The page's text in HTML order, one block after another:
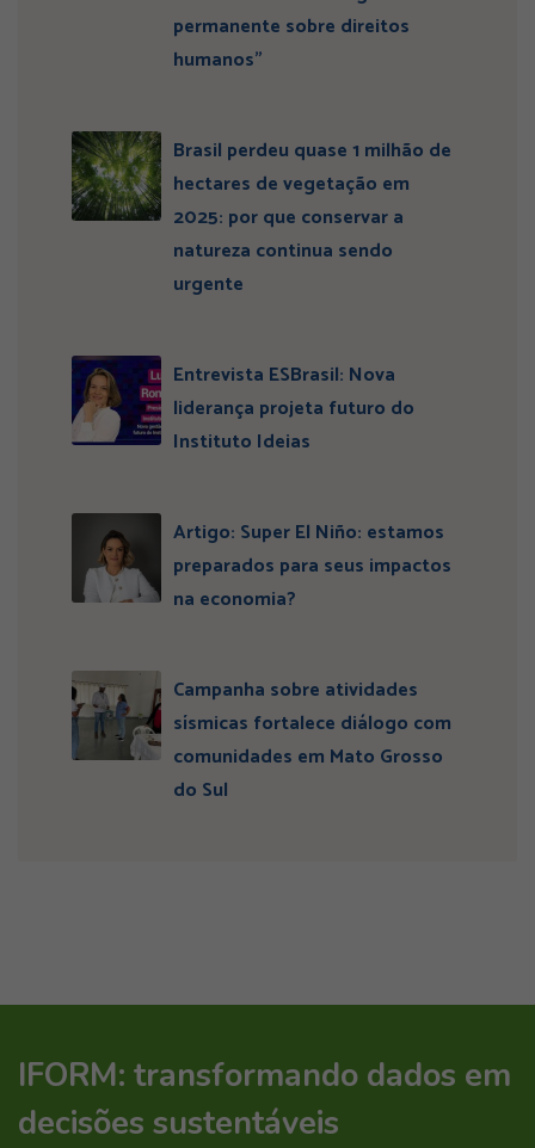
permanente sobre direitos
humanos”
Brasil perdeu quase 1 milhão de
hectares de vegetação em
2025: por que conservar a
natureza continua sendo
urgente
Entrevista ESBrasil: Nova
liderança projeta futuro do
Instituto Ideias
Artigo: Super El Niño: estamos
preparados para seus impactos
na economia?
Campanha sobre atividades
sísmicas fortalece diálogo com
comunidades em Mato Grosso
do Sul
IFORM: transformando dados em
decisões sustentáveis